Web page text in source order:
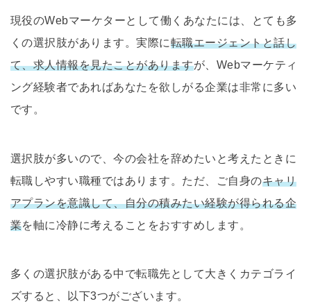
現役のWebマーケターとして働くあなたには、とても多
くの選択肢があります。実際に転職エージェントと話し
て、求人情報を見たことがありますが、Webマーケティ
ング経験者であればあなたを欲しがる企業は非常に多い
です。
選択肢が多いので、今の会社を辞めたいと考えたときに
転職しやすい職種ではあります。ただ、ご自身のキャリ
アプランを意識して、自分の積みたい経験が得られる企
業を軸に冷静に考えることをおすすめします。
多くの選択肢がある中で転職先として大きくカテゴライ
ズすると、以下3つがございます。